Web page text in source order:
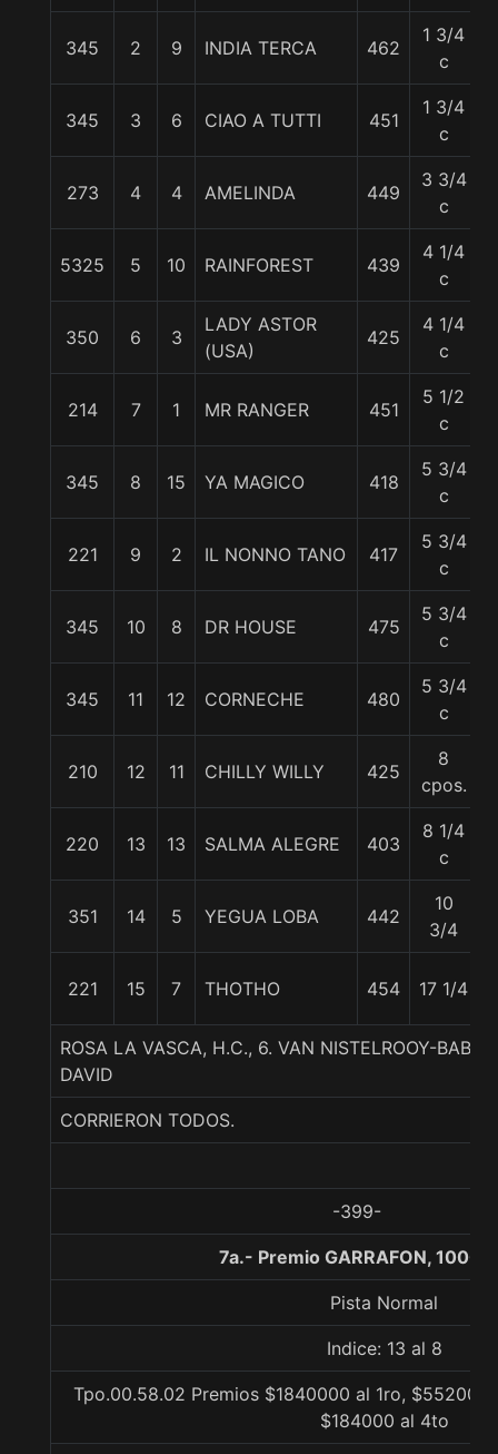
345 2 9 INDIA TERCA 462
1 3/4
c
345 3 6 CIAO A TUTTI 451
1 3/4
c
273 4 4 AMELINDA 449
3 3/4
c
5325 5 10 RAINFOREST 439
4 1/4
c
350 6 3
LADY ASTOR
(USA)
425
4 1/4
c
214 7 1 MR RANGER 451
5 1/2
c
345 8 15 YA MAGICO 418
5 3/4
c
221 9 2 IL NONNO TANO 417
5 3/4
c
345 10 8 DR HOUSE 475
5 3/4
c
345 11 12 CORNECHE 480
5 3/4
c
210 12 11 CHILLY WILLY 425
8
cpos.
220 13 13 SALMA ALEGRE 403
8 1/4
c
351 14 5 YEGUA LOBA 442
10
3/4
221 15 7 THOTHO 454 17 1/4
ROSA LA VASCA, H.C., 6. VAN NISTELROOY-
DAVID
CORRIERON TODOS.
-399-
7a.- Premio GARRAFON, 1000
Pista Normal
Indice: 13 al 8
Tpo.00.58.02 Premios $1840000 al 1ro,
$184000 al 4to